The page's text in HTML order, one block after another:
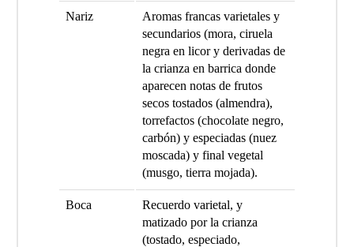
Nariz
Aromas francas varietales y
secundarios (mora, ciruela
negra en licor y derivadas de
la crianza en barrica donde
aparecen notas de frutos
secos tostados (almendra),
torrefactos (chocolate negro,
carbón) y especiadas (nuez
moscada) y final vegetal
(musgo, tierra mojada).
Boca
Recuerdo varietal, y
matizado por la crianza
(tostado, especiado,